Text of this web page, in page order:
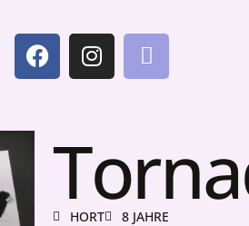
HORT 8 JAHRE